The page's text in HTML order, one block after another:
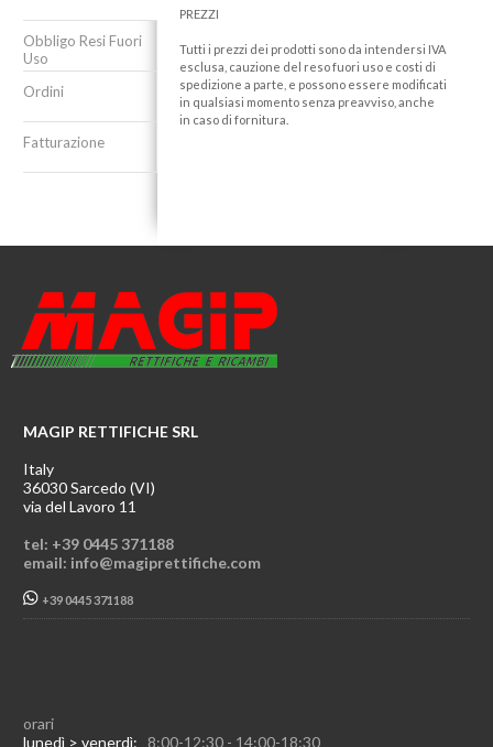
Obbligo Resi Fuori
Uso
Ordini
Fatturazione
PREZZI
Tutti i prezzi dei prodotti sono da intendersi IVA
esclusa, cauzione del reso fuori uso e costi di
spedizione a parte, e possono essere modificati
in qualsiasi momento senza preavviso, anche
in caso di fornitura.
MAGIP RETTIFICHE SRL
Italy
36030 Sarcedo (VI)
via del Lavoro 11
tel: +39 0445 371188
email: info@magiprettifiche.com
+39 0445 371188
orari
lunedì > venerdì: 8:00-12:30 - 14:00-18:30